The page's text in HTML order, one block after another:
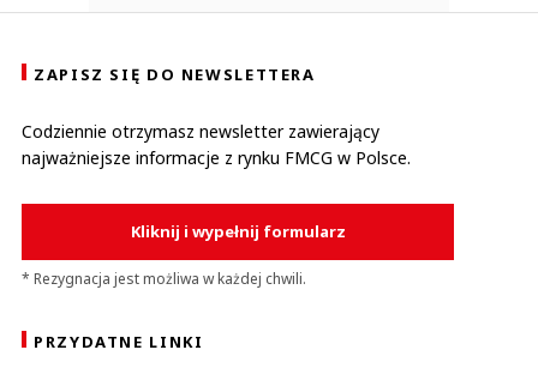
ZAPISZ SIĘ DO NEWSLETTERA
Codziennie otrzymasz newsletter zawierający
najważniejsze informacje z rynku FMCG w Polsce.
Kliknij i wypełnij formularz
* Rezygnacja jest możliwa w każdej chwili.
PRZYDATNE LINKI